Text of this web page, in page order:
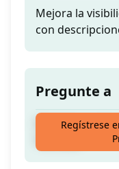
Mejora la
con
Pregunte a
Optimiza la
Regístrese